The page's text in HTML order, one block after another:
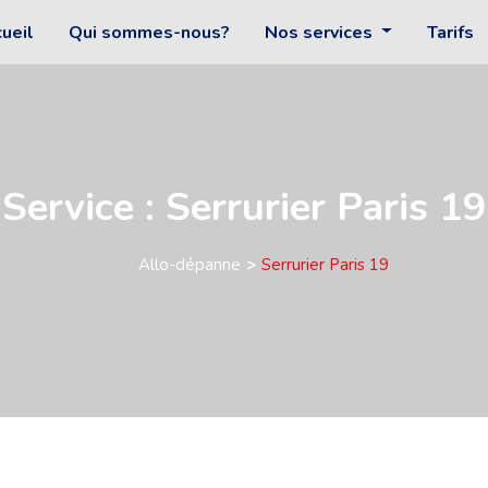
Qui sommes-nous? Nos services Tarifs
Service : Serrurier Paris 19
Allo-dépanne Serrurier Paris 19